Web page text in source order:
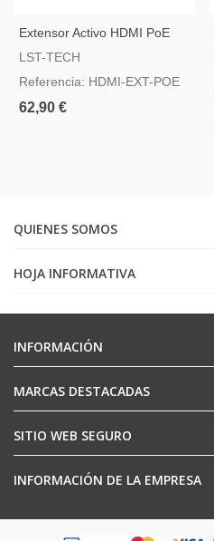
Extensor Activo HDMI PoE
LST-TECH
Referencia: HDMI-EXT-POE
62,90 €
QUIENES SOMOS
HOJA INFORMATIVA
INFORMACIÓN
MARCAS DESTACADAS
SITIO WEB SEGURO
INFORMACIÓN DE LA EMPRESA